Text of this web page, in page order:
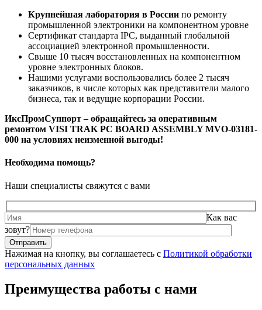
Крупнейшая лаборатория в России по ремонту
промышленной электроники на компонентном уровне
Сертификат стандарта IPC, выданный глобальной
ассоциацией электронной промышленности.
Свыше 10 тысяч восстановленных на компонентном
уровне электронных блоков.
Нашими услугами воспользовались более 2 тысяч
заказчиков, в числе которых как представители малого
бизнеса, так и ведущие корпорации России.
ИксПромСуппорт – обращайтесь за оперативным
ремонтом VISI TRAK PC BOARD ASSEMBLY MVO-03181-
000 на условиях неизменной выгоды!
Необходима помощь?
Наши специалисты свяжутся с вами
Как вас
зовут?
Нажимая на кнопку, вы соглашаетесь с Политикой обработки
персональных данных
Преимущества работы с нами